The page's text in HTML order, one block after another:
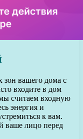
вашего дома с
входите в дом
считаем входную
энергия и
к вам.
ваше лицо перед